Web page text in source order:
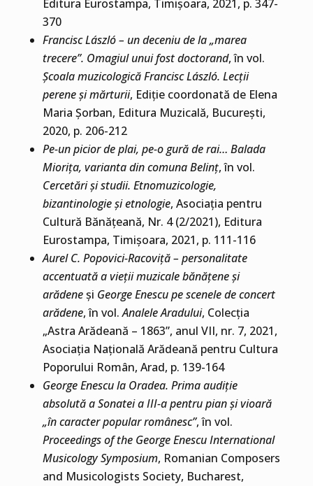
Editura Eurostampa, Timișoara, 2021, p. 347-
370
Francisc László – un deceniu de la „marea
trecere”. Omagiul unui fost doctorand, în vol.
Școala muzicologică Francisc László. Lecții
perene și mărturii, Ediție coordonată de Elena
Maria Șorban, Editura Muzicală, București,
2020, p. 206-212
Pe-un picior de plai, pe-o gură de rai… Balada
Miorița, varianta din comuna Belinț, în vol.
Cercetări și studii. Etnomuzicologie,
bizantinologie și etnologie, Asociația pentru
Cultură Bănățeană, Nr. 4 (2/2021), Editura
Eurostampa, Timișoara, 2021, p. 111-116
Aurel C. Popovici-Racoviță – personalitate
accentuată a vieții muzicale bănățene și
arădeneși George Enescu pe scenele de concert
arădene, în vol.Analele Aradului, Colecția
„Astra Arădeană – 1863”, anul VII, nr. 7, 2021,
Asociația Națională Arădeană pentru Cultura
Poporului Român, Arad, p. 139-164
George Enescu la Oradea. Prima audiție
absolută a Sonatei a III-a pentru pian și vioară
„în caracter popular românesc”, în vol.
Proceedings of the George Enescu International
Musicology Symposium, Romanian Composers
and Musicologists Society, Bucharest,